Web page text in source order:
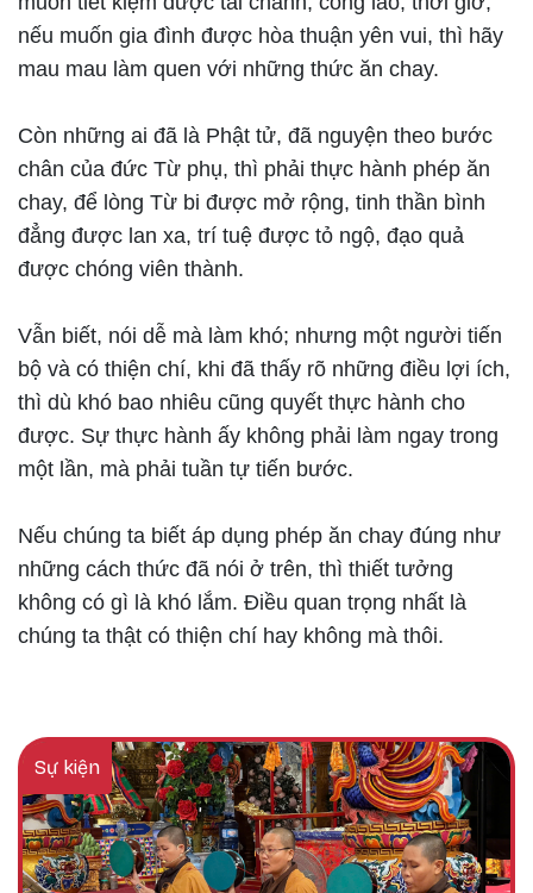
nếu muốn gia đình được hòa thuận yên vui, thì hãy
mau mau làm quen với những thức ăn chay.
Còn những ai đã là Phật tử, đã nguyện theo bước
chân của đức Từ phụ, thì phải thực hành phép ăn
chay, để lòng Từ bi được mở rộng, tinh thần bình
đẳng được lan xa, trí tuệ được tỏ ngộ, đạo quả
được chóng viên thành.
Vẫn biết, nói dễ mà làm khó; nhưng một người tiến
bộ và có thiện chí, khi đã thấy rõ những điều lợi ích,
thì dù khó bao nhiêu cũng quyết thực hành cho
được. Sự thực hành ấy không phải làm ngay trong
một lần, mà phải tuần tự tiến bước.
Nếu chúng ta biết áp dụng phép ăn chay đúng như
những cách thức đã nói ở trên, thì thiết tưởng
không có gì là khó lắm. Điều quan trọng nhất là
chúng ta thật có thiện chí hay không mà thôi.
Sự kiện